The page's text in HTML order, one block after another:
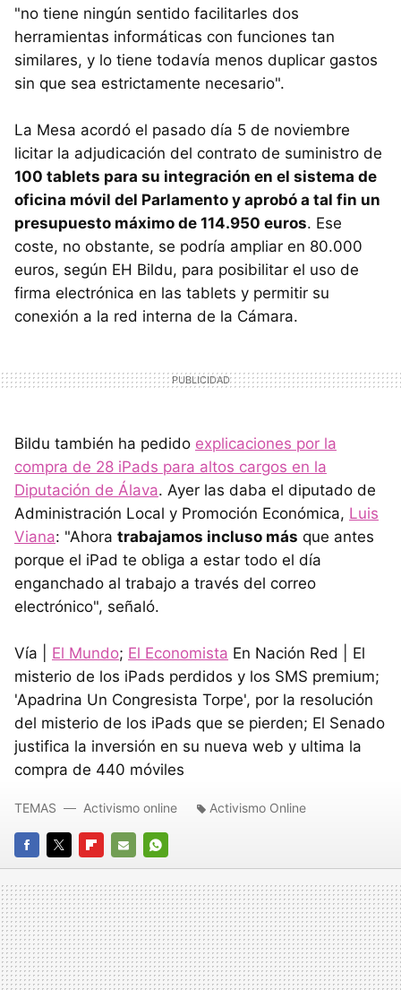
"no tiene ningún sentido facilitarles dos
herramientas informáticas con funciones tan
similares, y lo tiene todavía menos duplicar gastos
sin que sea estrictamente necesario".
La Mesa acordó el pasado día 5 de noviembre
licitar la adjudicación del contrato de suministro de
100 tablets para su integración en el sistema de
oficina móvil del Parlamento y aprobó a tal fin un
presupuesto máximo de 114.950 euros. Ese
coste, no obstante, se podría ampliar en 80.000
euros, según EH Bildu, para posibilitar el uso de
firma electrónica en las tablets y permitir su
conexión a la red interna de la Cámara.
Bildu también ha pedido explicaciones por la
compra de 28 iPads para altos cargos en la
Diputación de Álava. Ayer las daba el diputado de
Administración Local y Promoción Económica, Luis
Viana: "Ahora trabajamos incluso más que antes
porque el iPad te obliga a estar todo el día
enganchado al trabajo a través del correo
electrónico", señaló.
Vía | El Mundo; El Economista En Nación Red | El
misterio de los iPads perdidos y los SMS premium;
'Apadrina Un Congresista Torpe', por la resolución
del misterio de los iPads que se pierden; El Senado
justifica la inversión en su nueva web y ultima la
compra de 440 móviles
FACEBOOK
TWITTERFLIPBOARD
E-
MAIL
WHATSAPP
TEMAS Activismo online Activismo Online